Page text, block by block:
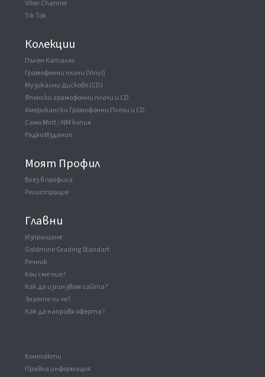
Viber Channel
Tik Tok
Колекции
Пълен Каталог
Грамофонни плочи (Vinyl)
Музикални Дискове (CD)
Японски грамофонни плочи и CD
Американски Грамофонни Плочи и CD
Само Mint / NM копия
Рядко Издание
Моят Профил
Влез в профила
Регистрация
Главни
Изпращане
Goldmine Grading Standart
Речник
Кои сме ние?
Как да използвам сайта?
Знаете ли че?
Как да направя оферта?
Kонтакти
Правна информация